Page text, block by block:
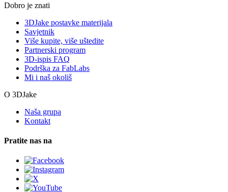
Dobro je znati
3DJake postavke materijala
Savjetnik
Više kupite, više uštedite
Partnerski program
3D-ispis FAQ
Podrška za FabLabs
Mi i naš okoliš
O 3DJake
Naša grupa
Kontakt
Pratite nas na